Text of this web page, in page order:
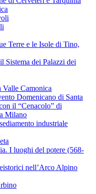
Terre e le Isole di Tino,
Sistema dei Palazzi dei
Valle Camonica
Domenicano di Santa
il “Cenacolo” di
Milano
industriale
I luoghi del potere (568-
nell’Arco Alpino